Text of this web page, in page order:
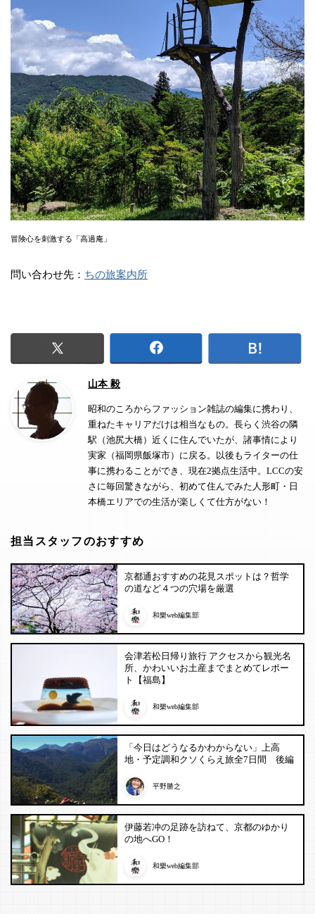
冒険心を刺激する「高過庵」
問い合わせ先： ちの旅案内所
山本 毅
昭和のころからファッション雑誌の編集に携わり、
重ねたキャリアだけは相当なもの。長らく渋谷の隣
駅（池尻大橋）近くに住んでいたが、諸事情により
実家（福岡県飯塚市）に戻る。以後もライターの仕
事に携わることができ、現在2拠点生活中。LCCの安
さに毎回驚きながら、初めて住んでみた人形町・日
本橋エリアでの生活が楽しくて仕方がない！
担当スタッフのおすすめ
京都通おすすめの花見スポットは？哲学
の道など４つの穴場を厳選
和樂web編集部
会津若松日帰り旅行 アクセスから観光名
所、かわいいお土産までまとめてレポー
ト【福島】
和樂web編集部
「今日はどうなるかわからない」上高
地・予定調和クソくらえ旅全7日間 後編
平野勝之
伊藤若冲の足跡を訪ねて、京都のゆかり
の地へGO！
和樂web編集部